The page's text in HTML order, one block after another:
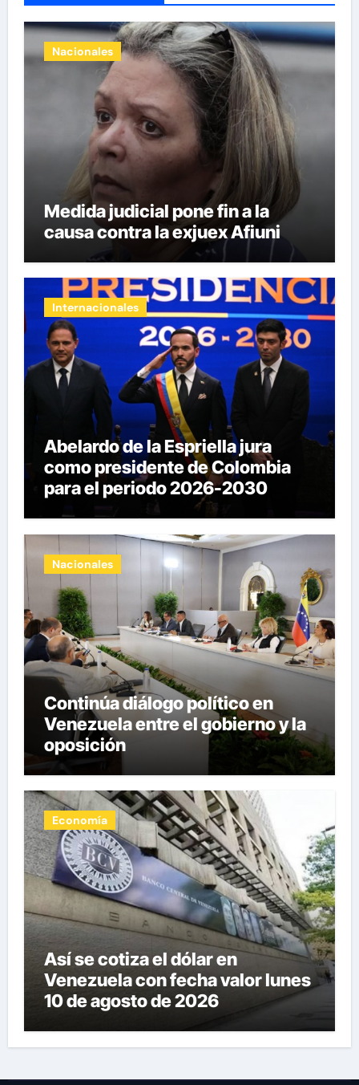
Nacionales
Medida judicial pone fin a la
causa contra la exjuex Afiuni
Internacionales
Abelardo de la Espriella jura
como presidente de Colombia
para el periodo 2026-2030
Nacionales
Continúa diálogo político en
Venezuela entre el gobierno y la
oposición
Economía
Así se cotiza el dólar en
Venezuela con fecha valor lunes
10 de agosto de 2026